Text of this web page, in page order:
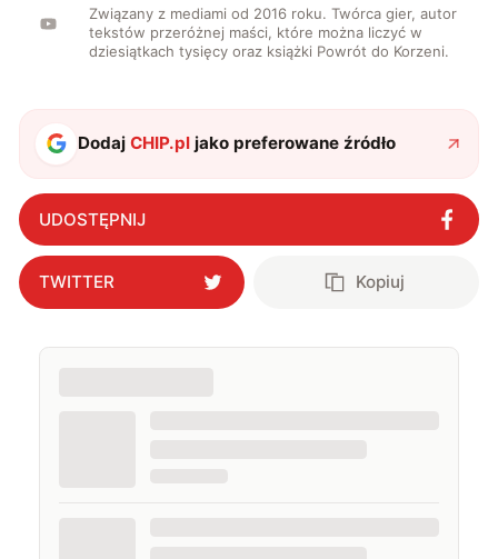
Związany z mediami od 2016 roku. Twórca gier, autor
tekstów przeróżnej maści, które można liczyć w
dziesiątkach tysięcy oraz książki Powrót do Korzeni.
DodajCHIP.pl jako preferowane źródło
UDOSTĘPNIJ
TWITTER Kopiuj